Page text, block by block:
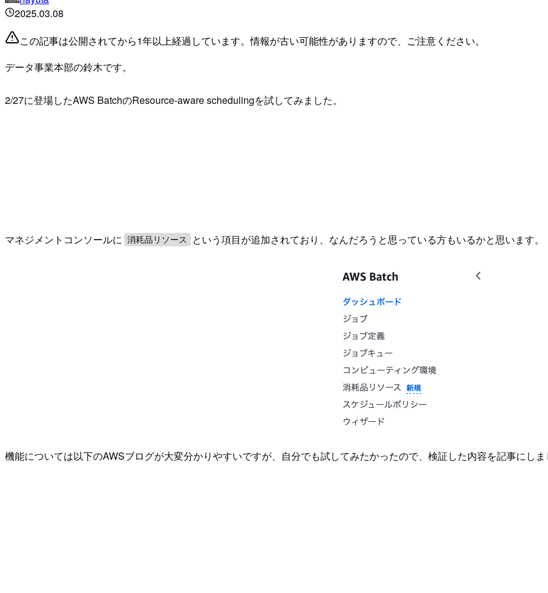
2025.03.08
この記事は公開されてから1年以上経過しています。情報が古い可能性がありますので、ご注意ください。
データ事業本部の鈴木です。
2/27に登場したAWS BatchのResource-aware schedulingを試してみました。
マネジメントコンソールに 消耗品リソース という項目が追加されており、なんだろうと思っている方もいるかと思います。
機能については以下のAWSブログが大変分かりやすいですが、自分でも試してみたかったので、検証した内容を記事にし